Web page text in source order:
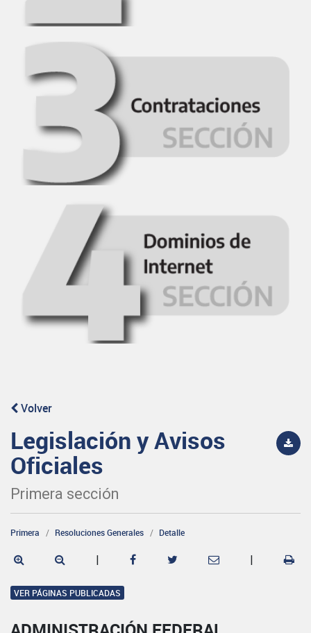
Volver
Legislación y Avisos
Oficiales
Primera sección
Primera Resoluciones Generales Detalle
| |
VER PÁGINAS PUBLICADAS